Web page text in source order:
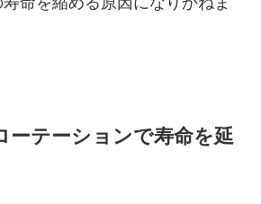
ーテーションで寿命を延